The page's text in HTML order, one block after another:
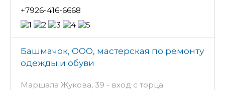
+7926-416-6668
Башмачок, ООО, мастерская по ремонту
одежды и обуви
Маршала Жукова, 39 - вход с торца